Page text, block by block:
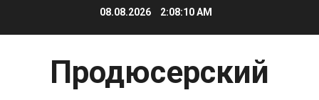
08.08.2026 2:08:11 AM
Продюсерский